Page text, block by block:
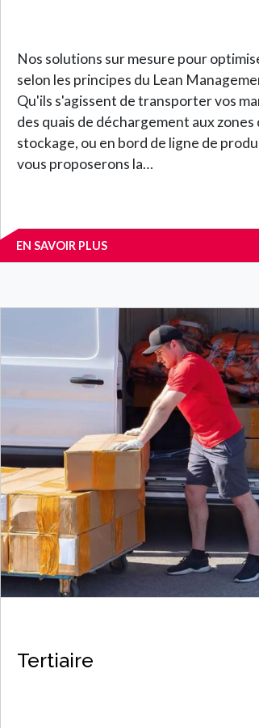
Nos solutions sur mesure pour
selon les principes du Lean
Qu'ils s'agissent de transporter vos
des quais de déchargement aux zones
stockage, ou en bord de ligne de
vous proposerons la…
EN SAVOIR PLUS
Tertiaire